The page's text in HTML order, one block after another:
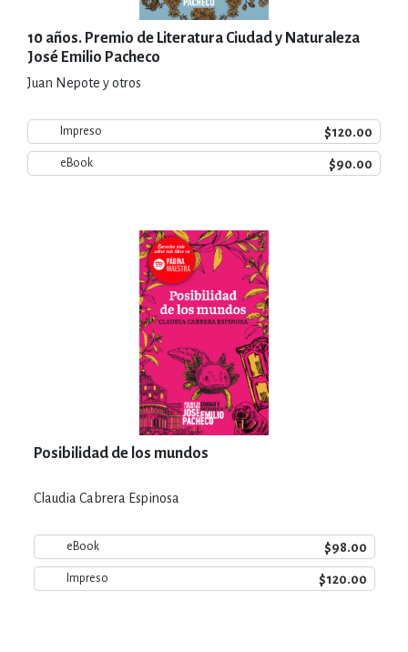
10 años. Premio de Literatura Ciudad y Naturaleza
José Emilio Pacheco
Juan Nepote y otros
Impreso $120.00
eBook $90.00
Posibilidad de los mundos
Claudia Cabrera Espinosa
eBook $98.00
Impreso $120.00